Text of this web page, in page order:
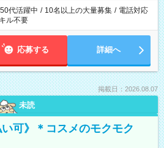
代活躍中 / 10名以上の大量募集 / 電話対応
ル不要
応募する 詳細へ
掲載日：2026.08.07
未読
い可》＊コスメのモクモク